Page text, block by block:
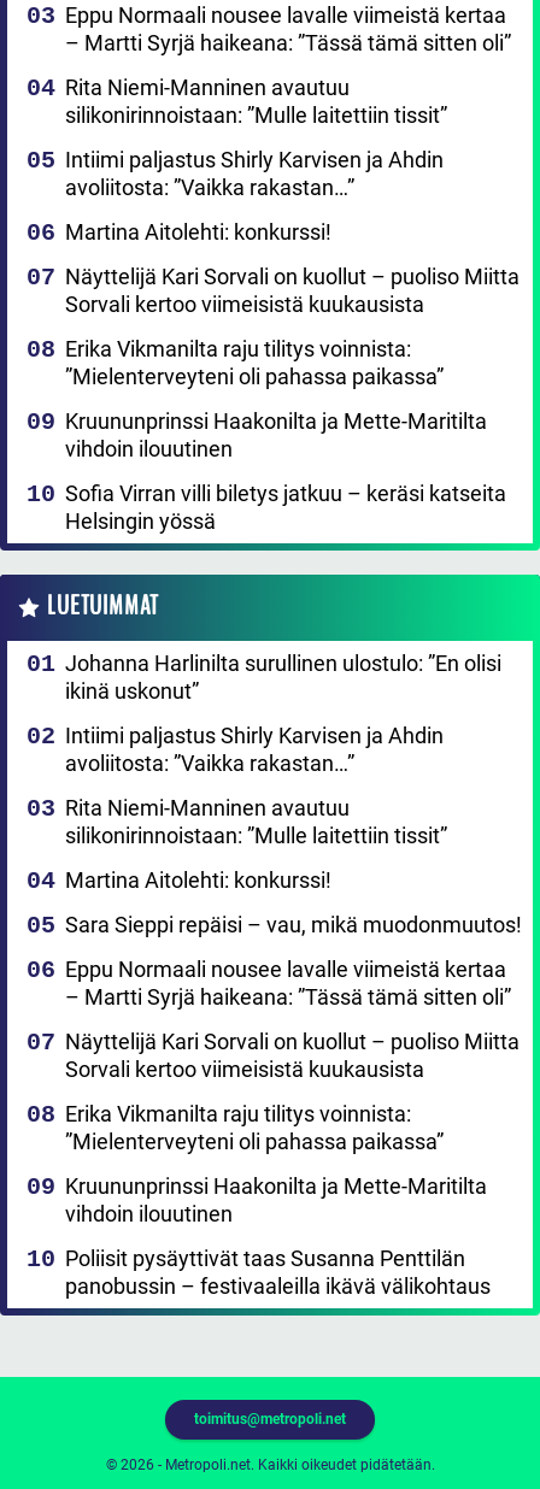
Eppu Normaali nousee lavalle viimeistä kertaa
– Martti Syrjä haikeana: ”Tässä tämä sitten oli”
Rita Niemi-Manninen avautuu
silikonirinnoistaan: ”Mulle laitettiin tissit”
Intiimi paljastus Shirly Karvisen ja Ahdin
avoliitosta: ”Vaikka rakastan…”
Martina Aitolehti: konkurssi!
Näyttelijä Kari Sorvali on kuollut – puoliso Miitta
Sorvali kertoo viimeisistä kuukausista
Erika Vikmanilta raju tilitys voinnista:
”Mielenterveyteni oli pahassa paikassa”
Kruununprinssi Haakonilta ja Mette-Maritilta
vihdoin ilouutinen
Sofia Virran villi biletys jatkuu – keräsi katseita
Helsingin yössä
LUETUIMMAT
Johanna Harlinilta surullinen ulostulo: ”En olisi
ikinä uskonut”
Intiimi paljastus Shirly Karvisen ja Ahdin
avoliitosta: ”Vaikka rakastan…”
Rita Niemi-Manninen avautuu
silikonirinnoistaan: ”Mulle laitettiin tissit”
Martina Aitolehti: konkurssi!
Sara Sieppi repäisi – vau, mikä muodonmuutos!
Eppu Normaali nousee lavalle viimeistä kertaa
– Martti Syrjä haikeana: ”Tässä tämä sitten oli”
Näyttelijä Kari Sorvali on kuollut – puoliso Miitta
Sorvali kertoo viimeisistä kuukausista
Erika Vikmanilta raju tilitys voinnista:
”Mielenterveyteni oli pahassa paikassa”
Kruununprinssi Haakonilta ja Mette-Maritilta
vihdoin ilouutinen
Poliisit pysäyttivät taas Susanna Penttilän
panobussin – festivaaleilla ikävä välikohtaus
© 2026 - Metropoli.net. Kaikki oikeudet pidätetään.
toimitus@metropoli.net